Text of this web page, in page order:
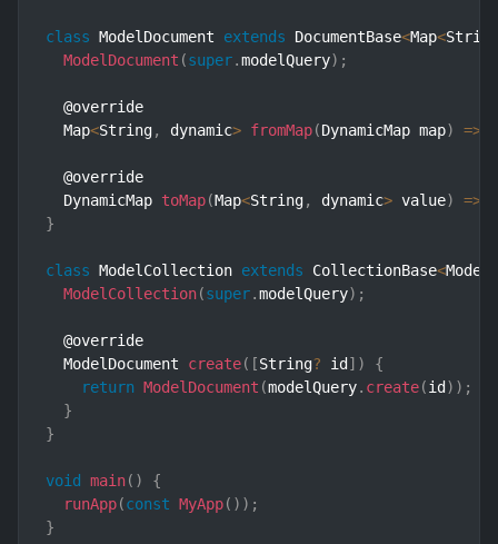
class ModelDocument extends DocumentBase<Map<String
ModelDocument (super.modelQuery) ;
  @override
  Map
<String, dynamic> fromMap(DynamicMap map) =>
  @override
  DynamicMap
toMap(Map<String, dynamic> value) =>
}
class ModelCollection extends CollectionBase<
ModelCollection(super.modelQuery) ;
  @override
  ModelDocument
create( [String? id ] )
{
return ModelDocument (modelQuery. create(id ) ) ;
}
}
void main( )
{
runApp(const MyApp( ) ) ;
}